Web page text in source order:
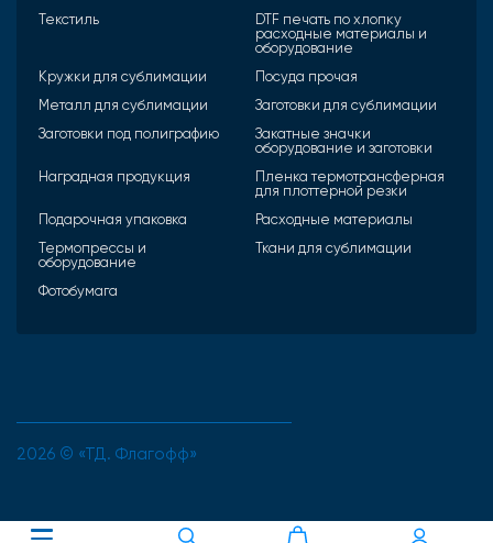
Текстиль
DTF печать по хлопку
расходные материалы и
оборудование
Кружки для сублимации
Посуда прочая
Металл для сублимации
Заготовки для сублимации
Заготовки под полиграфию
Закатные значки
оборудование и заготовки
Наградная продукция
Пленка термотрансферная
для плоттерной резки
Подарочная упаковка
Расходные материалы
Термопрессы и
оборудование
Ткани для сублимации
Фотобумага
2026 © «ТД. Флагофф»